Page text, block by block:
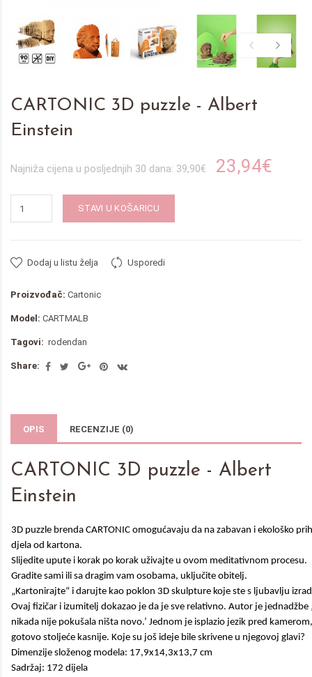
CARTONIC 3D puzzle - Albert
Einstein
Najniža cijena u posljednjih 30 dana: 39,90€ 23,94€
STAVI U KOŠARICU
Dodaj u listu želja Usporedi
Proizvođač: Cartonic
Model: CARTMALB
Tagovi: rodendan
Share:
OPIS RECENZIJE (0)
CARTONIC 3D puzzle - Albert
Einstein
3D puzzle brenda CARTONIC omogućavaju da na zabavan i ekološko
djela od kartona.
Slijedite upute i korak po korak uživajte u ovom meditativnom procesu.
Gradite sami ili sa dragim vam osobama, uključite obitelj.
„Kartonirajte“ i darujte kao poklon 3D skulpture koje ste s ljubavlju
Ovaj fizičar i izumitelj dokazao je da je sve relativno. Autor je jednadžbe
nikada nije pokušala ništa novo.’ Jednom je isplazio jezik pred
gotovo stoljeće kasnije. Koje su još ideje bile skrivene u njegovoj glavi?
Dimenzije složenog modela: 17,9x14,3x13,7 cm
Sadržaj: 172 dijela